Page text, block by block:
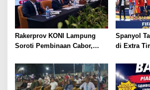
Rakerprov KONI Lampung
Soroti Pembinaan Cabor,
Penerima Bantuan
Spanyol
di Extra